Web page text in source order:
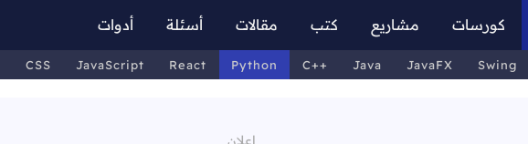
كورسات مشاريع كتب مقالات أسئلة أدوات
CSS JavaScript React Python C++ Java JavaFX Swing